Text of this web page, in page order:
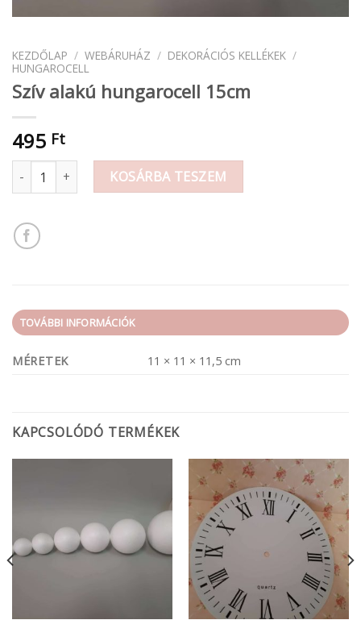
KEZDŐLAP / WEBÁRUHÁZ / DEKORÁCIÓS KELLÉKEK /
HUNGAROCELL
Szív alakú hungarocell 15cm
495 Ft
Szív alakú hungarocell 15cm mennyiség
KOSÁRBA TESZEM
TOVÁBBI INFORMÁCIÓK
MÉRETEK 11 × 11 × 11,5 cm
KAPCSOLÓDÓ TERMÉKEK